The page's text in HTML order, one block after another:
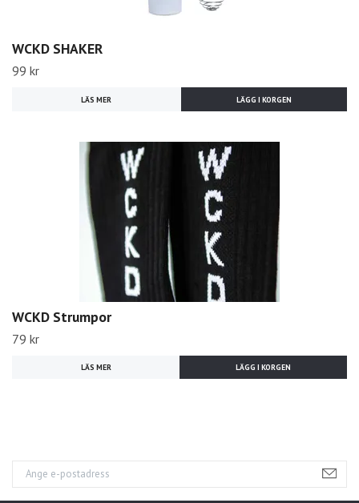
WCKD SHAKER
99 kr
LÄS MER
WCKD Strumpor
79 kr
LÄS MER LÄGG I KORGEN